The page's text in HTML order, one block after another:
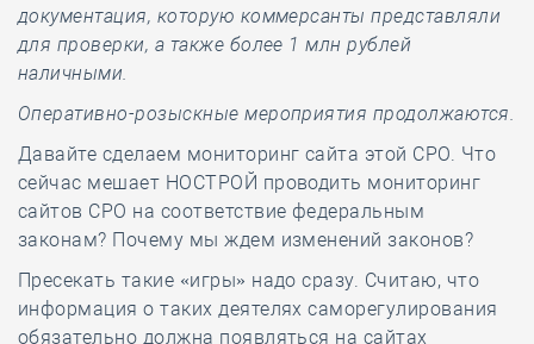
документация, которую коммерсанты представляли
для проверки, а также более 1 млн рублей
наличными.
Оперативно-розыскные мероприятия продолжаются.
Давайте сделаем мониторинг сайта этой СРО. Что
сейчас мешает НОСТРОЙ проводить мониторинг
сайтов СРО на соответствие федеральным
законам? Почему мы ждем изменений законов?
Пресекать такие «игры» надо сразу. Считаю, что
информация о таких деятелях саморегулирования
обязательно должна появляться на сайтах